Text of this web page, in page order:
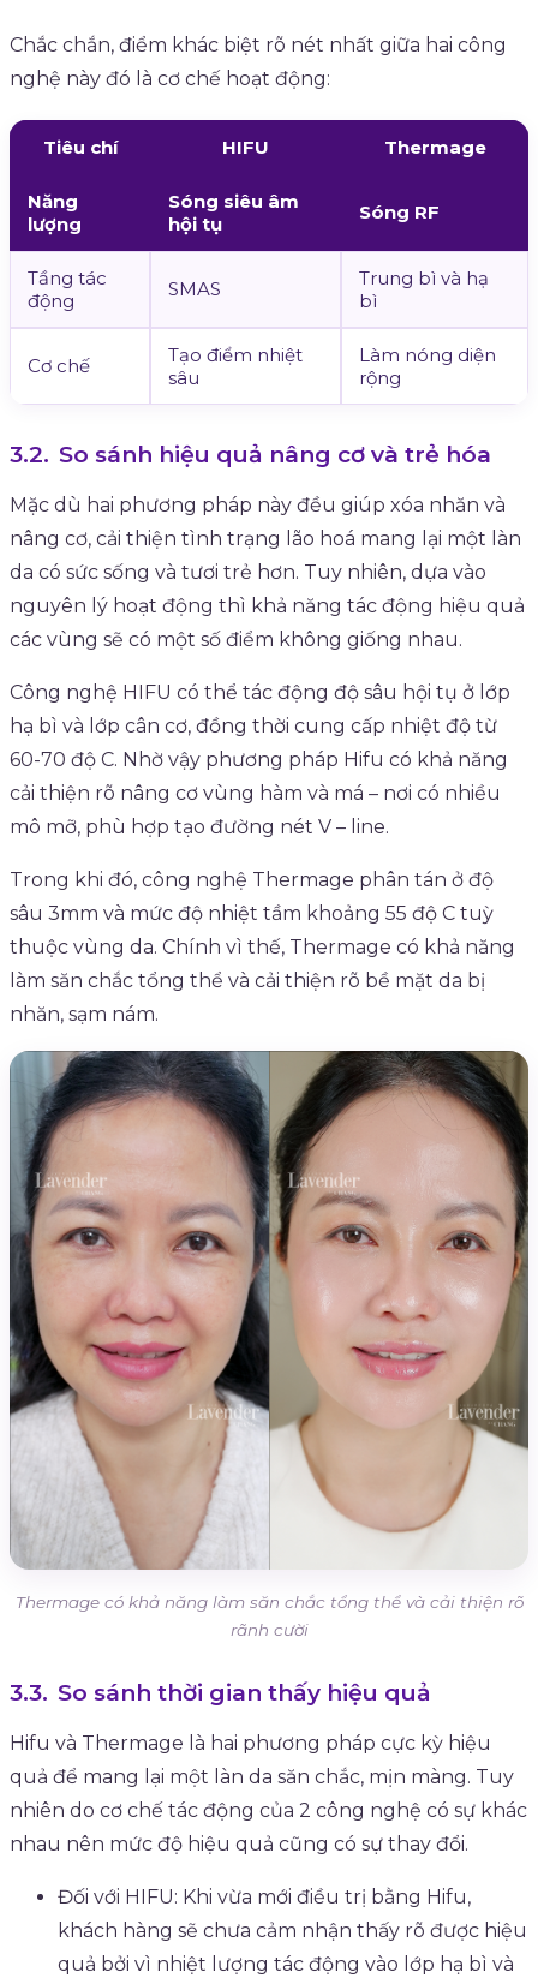
Chắc chắn, điểm khác biệt rõ nét nhất giữa hai công
nghệ này đó là cơ chế hoạt động:
Tiêu chí HIFU Thermage
Năng
lượng
Sóng siêu âm
hội tụ
Sóng RF
Tầng tác
động
SMAS
Trung bì và hạ
bì
Cơ chế
Tạo điểm nhiệt
sâu
Làm nóng diện
rộng
So sánh hiệu quả nâng cơ và trẻ hóa
Mặc dù hai phương pháp này đều giúp xóa nhăn và
nâng cơ, cải thiện tình trạng lão hoá mang lại một làn
da có sức sống và tươi trẻ hơn. Tuy nhiên, dựa vào
nguyên lý hoạt động thì khả năng tác động hiệu quả
các vùng sẽ có một số điểm không giống nhau.
Công nghệ HIFU có thể tác động độ sâu hội tụ ở lớp
hạ bì và lớp cân cơ, đồng thời cung cấp nhiệt độ từ
60-70 độ C. Nhờ vậy phương pháp Hifu có khả năng
cải thiện rõ nâng cơ vùng hàm và má – nơi có nhiều
mô mỡ, phù hợp tạo đường nét V – line.
Trong khi đó, công nghệ Thermage phân tán ở độ
sâu 3mm và mức độ nhiệt tầm khoảng 55 độ C tuỳ
thuộc vùng da. Chính vì thế, Thermage có khả năng
làm săn chắc tổng thể và cải thiện rõ bề mặt da bị
nhăn, sạm nám.
Thermage có khả năng làm săn chắc tổng thể và cải thiện rõ
rãnh cười
So sánh thời gian thấy hiệu quả
Hifu và Thermage là hai phương pháp cực kỳ hiệu
quả để mang lại một làn da săn chắc, mịn màng. Tuy
nhiên do cơ chế tác động của 2 công nghệ có sự khác
nhau nên mức độ hiệu quả cũng có sự thay đổi.
Đối với HIFU: Khi vừa mới điều trị bằng Hifu,
khách hàng sẽ chưa cảm nhận thấy rõ được hiệu
quả bởi vì nhiệt lượng tác động vào lớp hạ bì và